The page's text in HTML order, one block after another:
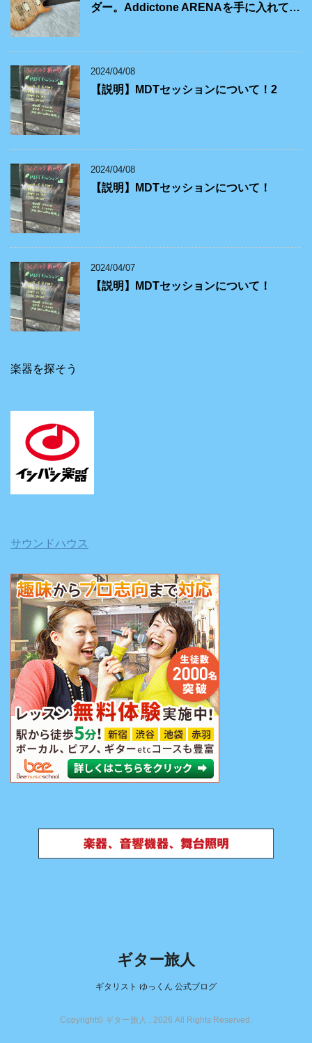
ダー。Addictone ARENAを手に入れて…
2024/04/08
【説明】MDTセッションについて！2
2024/04/08
【説明】MDTセッションについて！
2024/04/07
【説明】MDTセッションについて！
楽器を探そう
サウンドハウス
ギター旅人
ギタリスト ゆっくん 公式ブログ
Copyright© ギター旅人 , 2026 All Rights Reserved.